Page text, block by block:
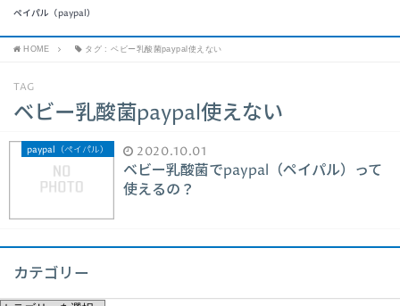
ペイパル（paypal）
HOME タグ : ベビー乳酸菌paypal使えない
TAG
ベビー乳酸菌paypal使えない
paypal（ペイパル） 2020.10.01
ベビー乳酸菌でpaypal（ペイパル）って
使えるの？
カテゴリー